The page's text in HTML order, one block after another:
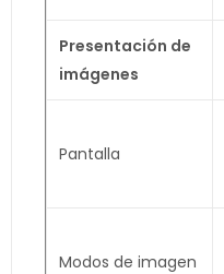
Presentación de
imágenes
Pantalla
Modos de imagen